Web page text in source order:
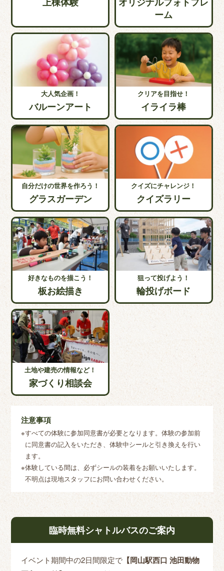
ーム
大人気企画！
バルーンアート
クリアを目指せ！
イライラ棒
自分だけの世界を作ろう！
グラスガーデン
クイズにチャレンジ！
クイズラリー
好きなものを描こう！
板お絵描き
狙って投げよう！
輪投げボード
土地や建売の情報など！
家づくり相談会
注意事項
すべての体験に参加同意書が必要となります。体験の参加前
に同意書の記入をいただき、体験中シールと引き換えを行い
ます。
体験している間は、必ずシールの装着をお願いいたします。
不明点は現地スタッフにお問い合わせください。
臨時無料シャトルバスのご案内
イベント期間中の2日間限定で 【岡山駅西口 池田動物